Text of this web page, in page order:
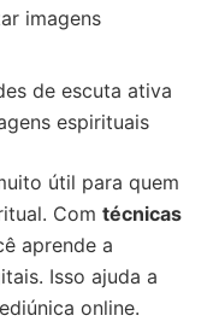
imagens
de escuta ativa
espirituais
útil para quem
Com técnicas
aprende a
Isso ajuda a
online.